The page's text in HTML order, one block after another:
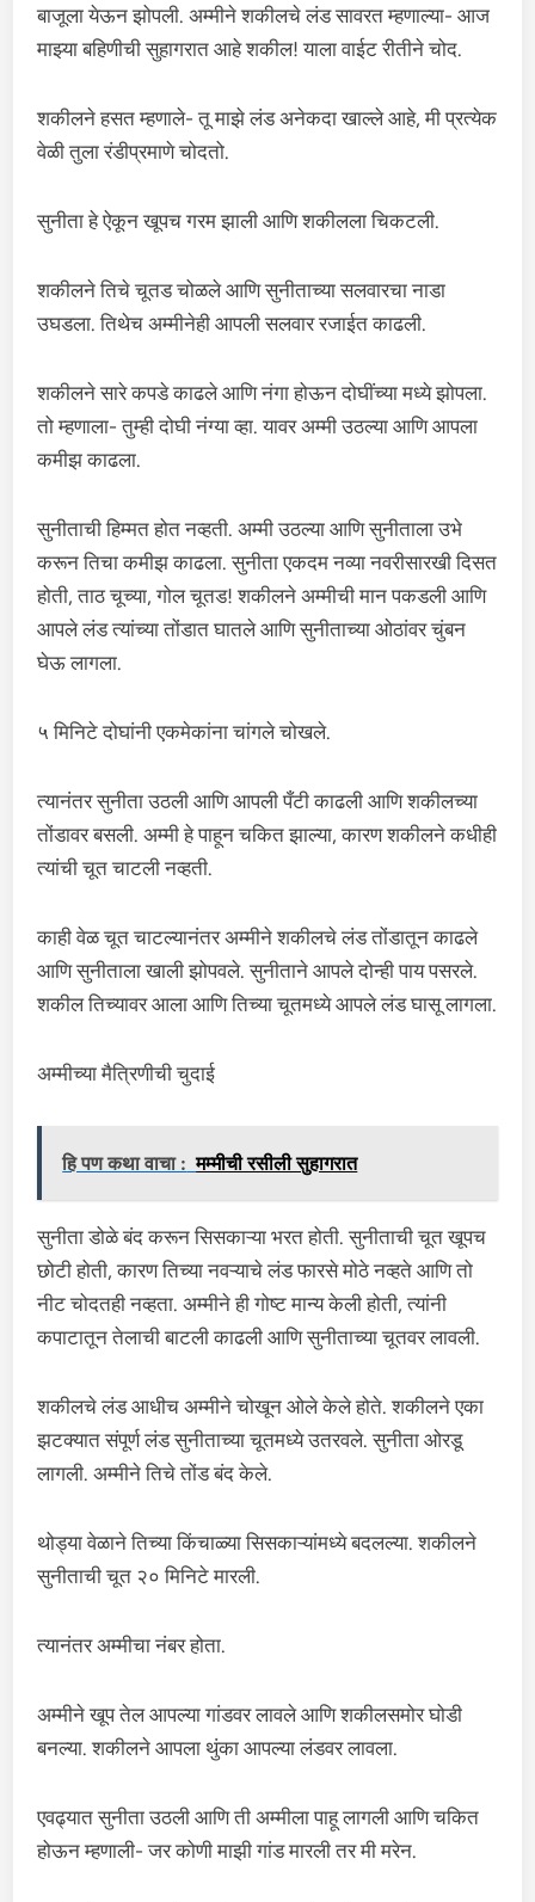
बाजूला येऊन झोपली. अम्मीने शकीलचे लंड सावरत म्हणाल्या- आज
माझ्या बहिणीची सुहागरात आहे शकील! याला वाईट रीतीने चोद.
शकीलने हसत म्हणाले- तू माझे लंड अनेकदा खाल्ले आहे, मी प्रत्येक
वेळी तुला रंडीप्रमाणे चोदतो.
सुनीता हे ऐकून खूपच गरम झाली आणि शकीलला चिकटली.
शकीलने तिचे चूतड चोळले आणि सुनीताच्या सलवारचा नाडा
उघडला. तिथेच अम्मीनेही आपली सलवार रजाईत काढली.
शकीलने सारे कपडे काढले आणि नंगा होऊन दोघींच्या मध्ये झोपला.
तो म्हणाला- तुम्ही दोघी नंग्या व्हा. यावर अम्मी उठल्या आणि आपला
कमीझ काढला.
सुनीताची हिम्मत होत नव्हती. अम्मी उठल्या आणि सुनीताला उभे
करून तिचा कमीझ काढला. सुनीता एकदम नव्या नवरीसारखी दिसत
होती, ताठ चूच्या, गोल चूतड! शकीलने अम्मीची मान पकडली आणि
आपले लंड त्यांच्या तोंडात घातले आणि सुनीताच्या ओठांवर चुंबन
घेऊ लागला.
५ मिनिटे दोघांनी एकमेकांना चांगले चोखले.
त्यानंतर सुनीता उठली आणि आपली पँटी काढली आणि शकीलच्या
तोंडावर बसली. अम्मी हे पाहून चकित झाल्या, कारण शकीलने कधीही
त्यांची चूत चाटली नव्हती.
काही वेळ चूत चाटल्यानंतर अम्मीने शकीलचे लंड तोंडातून काढले
आणि सुनीताला खाली झोपवले. सुनीताने आपले दोन्ही पाय पसरले.
शकील तिच्यावर आला आणि तिच्या चूतमध्ये आपले लंड घासू लागला.
अम्मीच्या मैत्रिणीची चुदाई
हि पण कथा वाचा : मम्मीची रसीली सुहागरात
सुनीता डोळे बंद करून सिसकाऱ्या भरत होती. सुनीताची चूत खूपच
छोटी होती, कारण तिच्या नवऱ्याचे लंड फारसे मोठे नव्हते आणि तो
नीट चोदतही नव्हता. अम्मीने ही गोष्ट मान्य केली होती, त्यांनी
कपाटातून तेलाची बाटली काढली आणि सुनीताच्या चूतवर लावली.
शकीलचे लंड आधीच अम्मीने चोखून ओले केले होते. शकीलने एका
झटक्यात संपूर्ण लंड सुनीताच्या चूतमध्ये उतरवले. सुनीता ओरडू
लागली. अम्मीने तिचे तोंड बंद केले.
थोड्या वेळाने तिच्या किंचाळ्या सिसकाऱ्यांमध्ये बदलल्या. शकीलने
सुनीताची चूत २० मिनिटे मारली.
त्यानंतर अम्मीचा नंबर होता.
अम्मीने खूप तेल आपल्या गांडवर लावले आणि शकीलसमोर घोडी
बनल्या. शकीलने आपला थुंका आपल्या लंडवर लावला.
एवढ्यात सुनीता उठली आणि ती अम्मीला पाहू लागली आणि चकित
होऊन म्हणाली- जर कोणी माझी गांड मारली तर मी मरेन.